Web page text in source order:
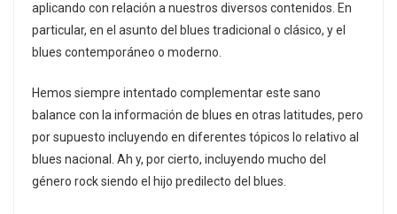
aplicando con relación a nuestros diversos contenidos. En
particular, en el asunto del blues tradicional o clásico, y el
blues contemporáneo o moderno.
Hemos siempre intentado complementar este sano
balance con la información de blues en otras latitudes, pero
por supuesto incluyendo en diferentes tópicos lo relativo al
blues nacional. Ah y, por cierto, incluyendo mucho del
género rock siendo el hijo predilecto del blues.